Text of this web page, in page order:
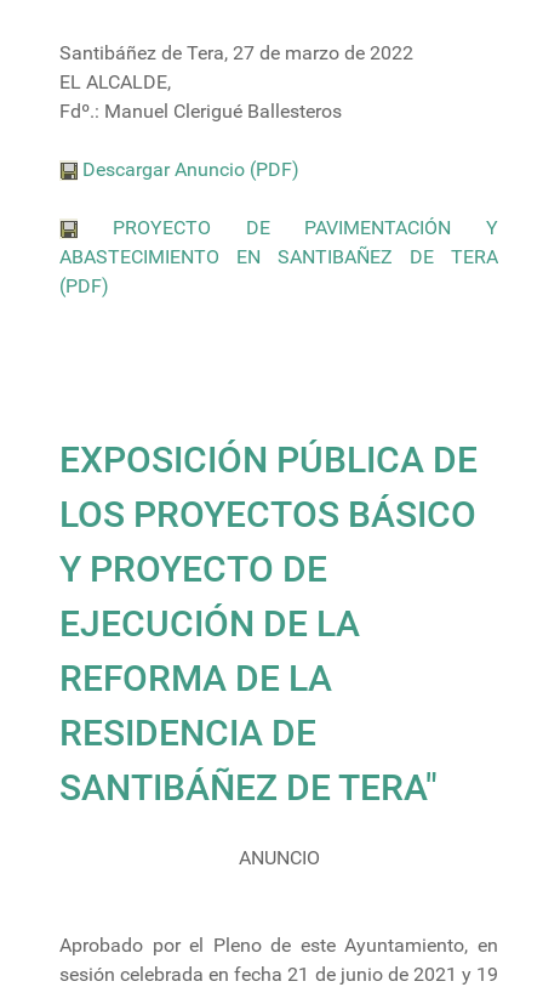
Santibáñez de Tera, 27 de marzo de 2022
EL ALCALDE,
Fdº.: Manuel Clerigué Ballesteros
Descargar Anuncio (PDF)
PROYECTO DE PAVIMENTACIÓN Y
ABASTECIMIENTO EN SANTIBAÑEZ DE TERA
(PDF)
EXPOSICIÓN PÚBLICA DE
LOS PROYECTOS BÁSICO
Y PROYECTO DE
EJECUCIÓN DE LA
REFORMA DE LA
RESIDENCIA DE
SANTIBÁÑEZ DE TERA"
ANUNCIO
Aprobado por el Pleno de este Ayuntamiento, en
sesión celebrada en fecha 21 de junio de 2021 y 19